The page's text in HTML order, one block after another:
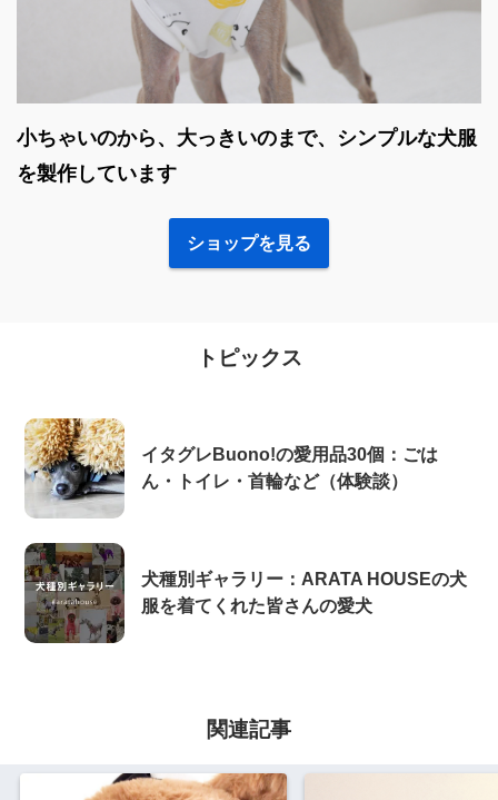
小ちゃいのから、大っきいのまで、シンプルな犬服
を製作しています
ショップを見る
トピックス
イタグレBuono!の愛用品30個：ごは
ん・トイレ・首輪など（体験談）
犬種別ギャラリー：ARATA HOUSEの犬
服を着てくれた皆さんの愛犬
関連記事